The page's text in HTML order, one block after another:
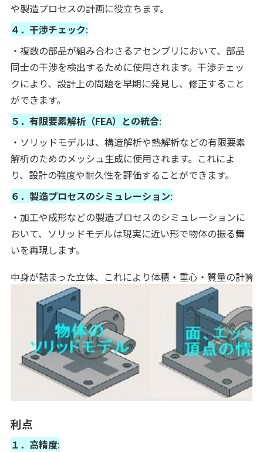
や製造プロセスの計画に役立ちます。
４．干渉チェック:
・複数の部品が組み合わさるアセンブリにおいて、部品
同士の干渉を検出するために使用されます。干渉チェッ
クにより、設計上の問題を早期に発見し、修正すること
ができます。
５．有限要素解析（FEA）との統合:
・ソリッドモデルは、構造解析や熱解析などの有限要素
解析のためのメッシュ生成に使用されます。これによ
り、設計の強度や耐久性を評価することができます。
６．製造プロセスのシミュレーション:
・加工や成形などの製造プロセスのシミュレーションに
おいて、ソリッドモデルは現実に近い形で物体の振る舞
いを再現します。
中身が詰まった立体、これにより体積・重心・質量の計算
利点
１．高精度: